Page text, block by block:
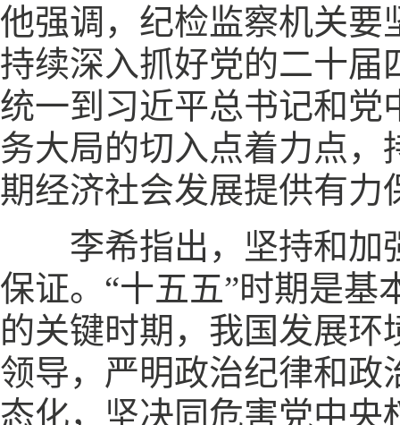
他强调，纪检监察机关要
持续深入抓好党的二十届
统一到习近平总书记和党
务大局的切入点着力点，
期经济社会发展提供有力
李希指出，坚持和加
保证。“十五五”时期是
的关键时期，我国发展
领导，严明政治纪律和政
态化，坚决同危害党中